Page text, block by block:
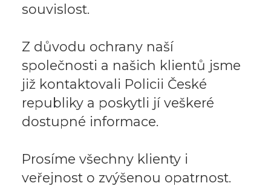
souvislost.
Z důvodu ochrany naší
společnosti a našich klientů jsme
již kontaktovali Policii České
republiky a poskytli jí veškeré
dostupné informace.
Prosíme všechny klienty i
veřejnost o zvýšenou opatrnost.